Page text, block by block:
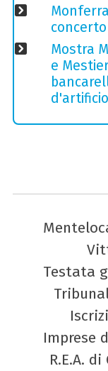
Mostra
e
d'artificio
Testata
Imprese
R.E.A.